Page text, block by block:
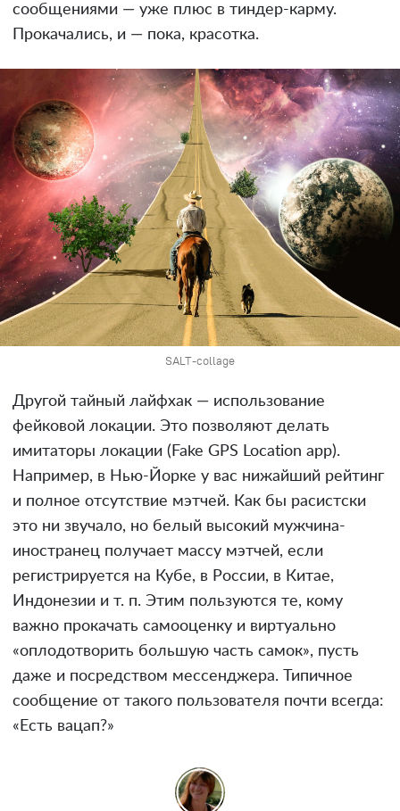
сообщениями — уже плюс в тиндер-карму.
Прокачались, и — пока, красотка.
SALT-collage
Другой тайный лайфхак — использование
фейковой локации. Это позволяют делать
имитаторы локации (Fake GPS Location app).
Например, в Нью-Йорке у вас нижайший рейтинг
и полное отсутствие мэтчей. Как бы расистски
это ни звучало, но белый высокий мужчина-
иностранец получает массу мэтчей, если
регистрируется на Кубе, в России, в Китае,
Индонезии и т. п. Этим пользуются те, кому
важно прокачать самооценку и виртуально
«оплодотворить большую часть самок», пусть
даже и посредством мессенджера. Типичное
сообщение от такого пользователя почти всегда:
«Есть вацап?»